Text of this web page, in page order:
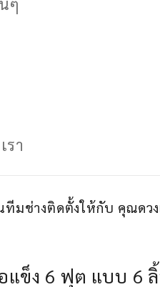
รา
ทีมช่างติดตั้งให้กับ คุณด
อแข็ง 6 ฟุต แบบ 6